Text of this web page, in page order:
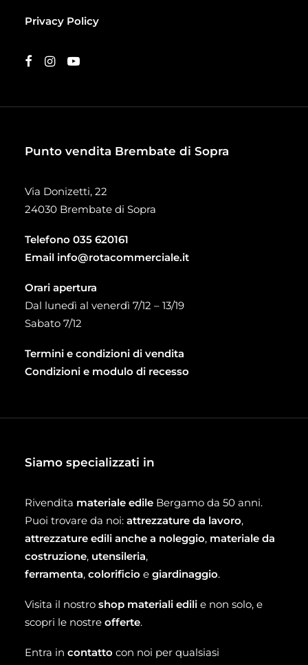
Privacy Policy
Punto vendita Brembate di Sopra
Via Donizetti, 22
24030 Brembate di Sopra
Telefono 035 620161
Email info@rotacommerciale.it
Orari apertura
Dal lunedì al venerdì 7/12 – 13/19
Sabato 7/12
Termini e condizioni di vendita
Condizioni e modulo di recesso
Siamo specializzati in
Rivendita materiale edile Bergamo da 50 anni.
Puoi trovare da noi: attrezzature da lavoro,
attrezzature edili anche a noleggio, materiale da
costruzione, utensileria,
ferramenta, colorificio e giardinaggio.
Visita il nostro shop materiali edili e non solo, e
scopri le nostre offerte.
Entra in contatto con noi per qualsiasi